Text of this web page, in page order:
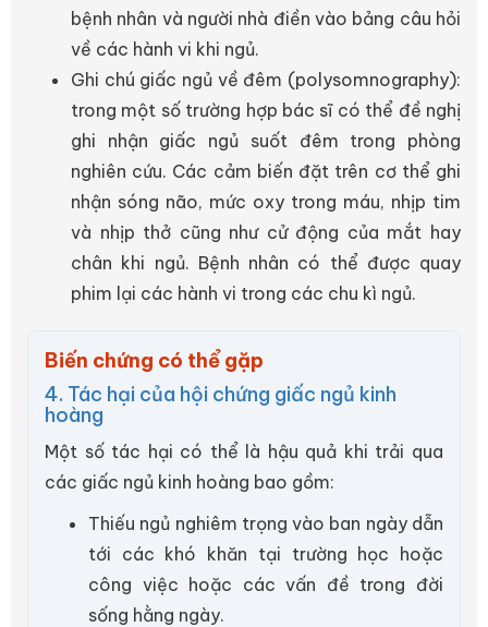
bệnh nhân và người nhà điền vào bảng câu hỏi
về các hành vi khi ngủ.
Ghi chú giấc ngủ về đêm (polysomnography):
trong một số trường hợp bác sĩ có thể đề nghị
ghi nhận giấc ngủ suốt đêm trong phòng
nghiên cứu. Các cảm biến đặt trên cơ thể ghi
nhận sóng não, mức oxy trong máu, nhịp tim
và nhịp thở cũng như cử động của mắt hay
chân khi ngủ. Bệnh nhân có thể được quay
phim lại các hành vi trong các chu kì ngủ.
Biến chứng có thể gặp
4. Tác hại của hội chứng giấc ngủ kinh
hoàng
Một số tác hại có thể là hậu quả khi trải qua
các giấc ngủ kinh hoàng bao gồm:
Thiếu ngủ nghiêm trọng vào ban ngày dẫn
tới các khó khăn tại trường học hoặc
công việc hoặc các vấn đề trong đời
sống hằng ngày.